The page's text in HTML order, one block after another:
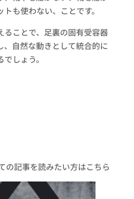
も使わない、ことです。
ることで、足裏の固有受容器
、自然な動きとして統合的に
しょう。
の記事を読みたい方はこちら